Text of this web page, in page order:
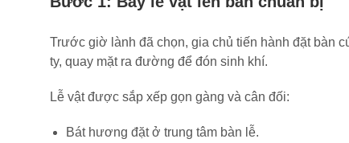
Trước giờ lành đã chọn, gia chủ tiến hành đặt bàn
ty, quay mặt ra đường để đón sinh khí.
Lễ vật được sắp xếp gọn gàng và cân đối:
Bát hương đặt ở trung tâm bàn lễ.